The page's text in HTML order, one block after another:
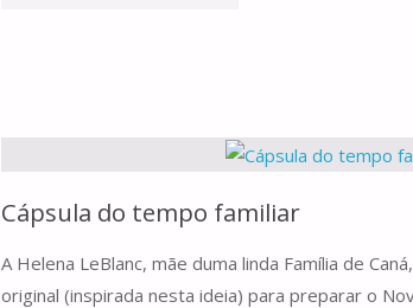
Cápsula do tempo familiar
A Helena LeBlanc, mãe duma linda Família de
original (inspirada nesta ideia) para preparar o